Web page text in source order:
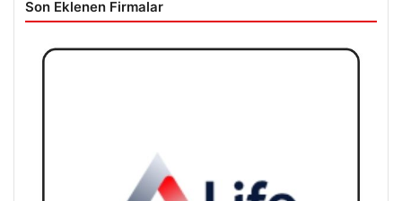
Son Eklenen Firmalar